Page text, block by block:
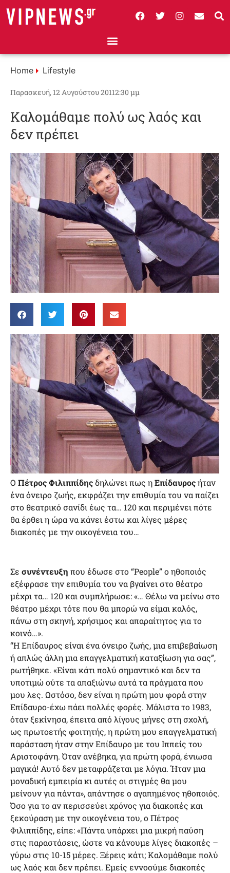
Home Lifestyle
Παρασκευή, 12 Αυγούστου 20112:30 μμ
Καλομάθαμε πολύ ως λαός και
δεν πρέπει
Ο Πέτρος Φιλιππίδηςδηλώνει πως ηΕπίδαυροςήταν
ένα όνειρο ζωής, εκφράζει την επιθυμία του να παίζει
στο θεατρικό σανίδι έως τα… 120 και περιμένει πότε
θα έρθει η ώρα να κάνει έστω και λίγες μέρες
διακοπές με την οικογένεια του…
Σε συνέντευξη που έδωσε στο “People” ο ηθοποιός
εξέφρασε την επιθυμία του να βγαίνει στο θέατρο
μέχρι τα… 120 και συμπλήρωσε: «… Θέλω να μείνω στο
θέατρο μέχρι τότε που θα μπορώ να είμαι καλός,
πάνω στη σκηνή, χρήσιμος και απαραίτητος για το
κοινό…».
“Η Επίδαυρος είναι ένα όνειρο ζωής, μια επιβεβαίωση
ή απλώς άλλη μια επαγγελματική καταξίωση για σας”,
ρωτήθηκε. «Είναι κάτι πολύ σημαντικό και δεν τα
υποτιμώ ούτε τα απαξιώνω αυτά τα πράγματα που
μου λες. Ωστόσο, δεν είναι η πρώτη μου φορά στην
Επίδαυρο-έχω πάει πολλές φορές. Μάλιστα το 1983,
όταν ξεκίνησα, έπειτα από λίγους μήνες στη σχολή,
ως πρωτοετής φοιτητής, η πρώτη μου επαγγελματική
παράσταση ήταν στην Επίδαυρο με του Ιππείς του
Αριστοφάνη. Όταν ανέβηκα, για πρώτη φορά, ένιωσα
μαγικά! Αυτό δεν μεταφράζεται με λόγια. Ήταν μια
μοναδική εμπειρία κι αυτές οι στιγμές θα μου
μείνουν για πάντα», απάντησε ο αγαπημένος ηθοποιός.
Όσο για το αν περισσεύει χρόνος για διακοπές και
ξεκούραση με την οικογένεια του, ο Πέτρος
Φιλιππίδης, είπε: «Πάντα υπάρχει μια μικρή παύση
στις παραστάσεις, ώστε να κάνουμε λίγες διακοπές –
γύρω στις 10-15 μέρες. Ξέρεις κάτι; Καλομάθαμε πολύ
ως λαός και δεν πρέπει. Εμείς εννοούμε διακοπές